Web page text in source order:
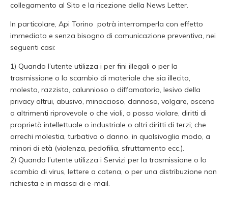
collegamento al Sito e la ricezione della News Letter.
In particolare, Api Torino potrà interromperla con effetto
immediato e senza bisogno di comunicazione preventiva, nei
seguenti casi:
1) Quando l’utente utilizza i per fini illegali o per la
trasmissione o lo scambio di materiale che sia illecito,
molesto, razzista, calunnioso o diffamatorio, lesivo della
privacy altrui, abusivo, minaccioso, dannoso, volgare, osceno
o altrimenti riprovevole o che violi, o possa violare, diritti di
proprietà intellettuale o industriale o altri diritti di terzi; che
arrechi molestia, turbativa o danno, in qualsivoglia modo, a
minori di età (violenza, pedofilia, sfruttamento ecc.).
2) Quando l’utente utilizza i Servizi per la trasmissione o lo
scambio di virus, lettere a catena, o per una distribuzione non
richiesta e in massa di e-mail.